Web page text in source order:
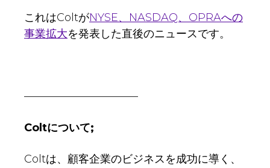
これはColtがNYSE、NASDAQ、OPRAへの
事業拡大を発表した直後のニュースです。
——————————–
Coltについて;
Coltは、顧客企業のビジネスを成功に導く、